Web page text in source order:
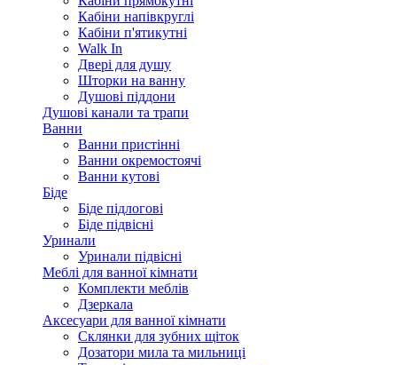
Кабіни напівкруглі
Кабіни п'ятикутні
Walk In
Двері для душу
Шторки на ванну
Душові піддони
Душові канали та трапи
Ванни
Ванни пристінні
Ванни окремостоячі
Ванни кутові
Біде
Біде підлогові
Біде підвісні
Уринали
Уринали підвісні
Меблі для ванної кімнати
Комплекти меблів
Дзеркала
Аксесуари для ванної кімнати
Склянки для зубних щіток
Дозатори мила та мильниці